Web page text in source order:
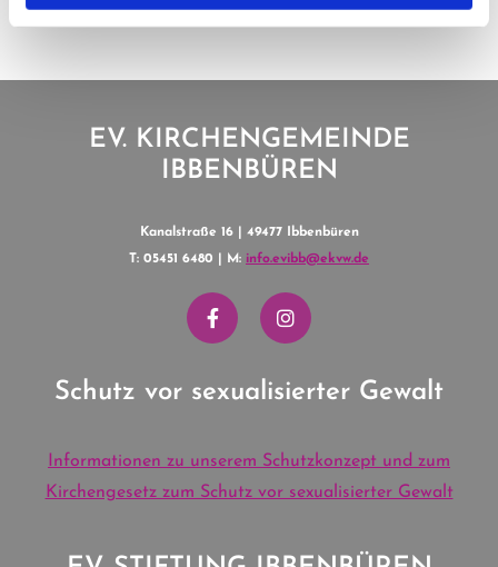
EV. KIRCHENGEMEINDE
IBBENBÜREN
Kanalstraße 16 | 49477 Ibbenbüren
T: 05451 6480 | M: info.evibb@ekvw.de
Schutz vor sexualisierter Gewalt
Informationen zu unserem Schutzkonzept und zum
Kirchengesetz zum Schutz vor sexualisierter Gewalt